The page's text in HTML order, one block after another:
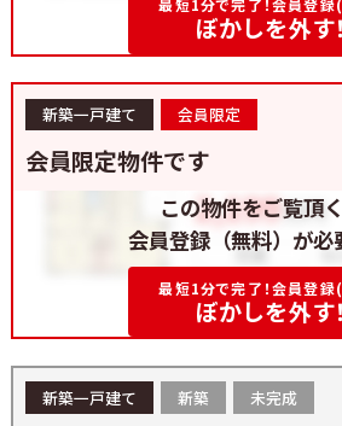
最短1分で完了！会員登
ぼかしを外す！
新築一戸建て 会員限定
会員限定物件です
この物件をご覧頂
会員登録（無料）が必
最短1分で完了！会員登
ぼかしを外す！
新築一戸建て 新築 未完成